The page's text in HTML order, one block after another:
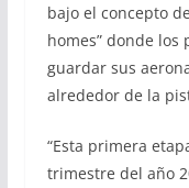
bajo el concepto
homes” donde
guardar sus
alrededor de la
“Esta primera
trimestre del año